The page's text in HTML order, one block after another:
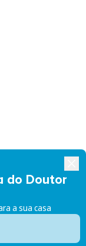
do Doutor
a sua casa